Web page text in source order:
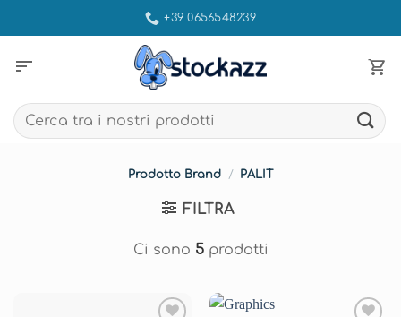
ai
+39 0656548239
sort
Cerca:
Prodotto Brand / PALIT
FILTRA
Ci sono 5prodotti